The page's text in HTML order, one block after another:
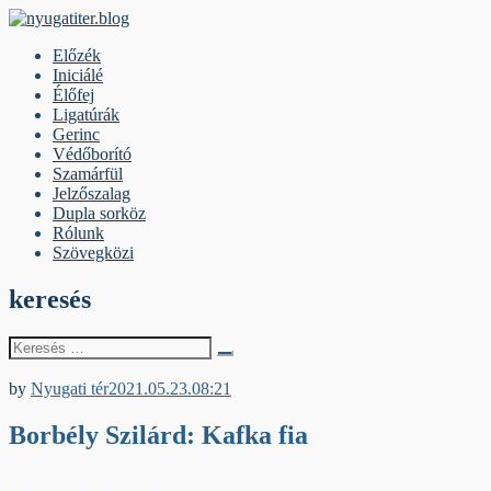
Skip
contentElőzék
Iniciálé
Élőfej
Ligatúrák
Gerinc
Védőborító
Szamárfül
Jelzőszalag
Dupla sorköz
Rólunk
Szövegközi
keresés
Keresés
erre:
by Nyugati tér2021.05.23.08:21
Borbély Szilárd: Kafka fia